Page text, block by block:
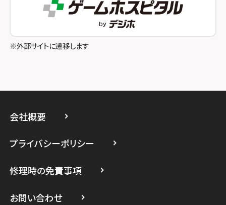
スマホスピタル吉祥寺
スマホスピタル立川
スマホスピタル たまプラーザ駅前
スマホスピタル 登戸・向ヶ丘遊園
スマホスピタル 武蔵小杉
※外部サイトに遷移します
会社概要
プライバシーポリシー
修理時の免責事項
お問い合わせ